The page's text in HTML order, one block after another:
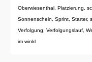
Oberwiesenthal Platzierung
Sonnenschein
Sprint Starter,
Verfolgung
Verfolgungslauf
im winkl